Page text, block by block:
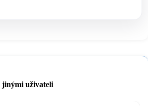
jinými uživateli